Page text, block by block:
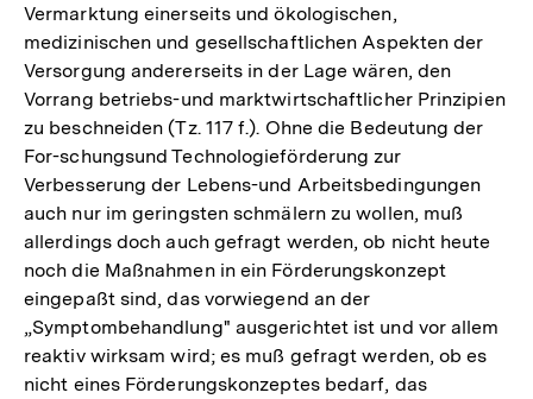
Vermarktung einerseits und ökologischen,
medizinischen und gesellschaftlichen Aspekten der
Versorgung andererseits in der Lage wären, den
Vorrang betriebs-und marktwirtschaftlicher Prinzipien
zu beschneiden (Tz. 117 f.). Ohne die Bedeutung der
For-schungsund Technologieförderung zur
Verbesserung der Lebens-und Arbeitsbedingungen
auch nur im geringsten schmälern zu wollen, muß
allerdings doch auch gefragt werden, ob nicht heute
noch die Maßnahmen in ein Förderungskonzept
eingepaßt sind, das vorwiegend an der
„Symptombehandlung" ausgerichtet ist und vor allem
reaktiv wirksam wird; es muß gefragt werden, ob es
nicht eines Förderungskonzeptes bedarf, das